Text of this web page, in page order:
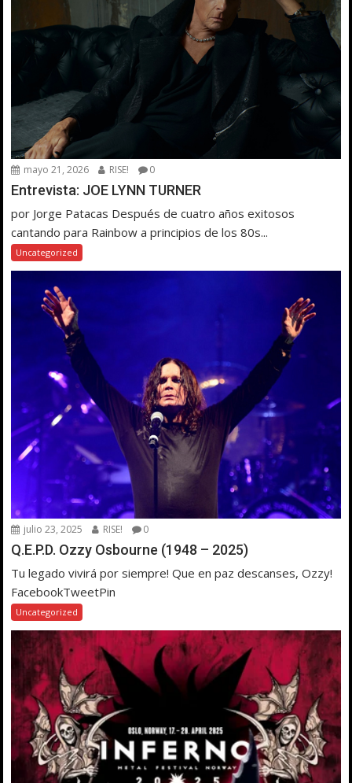
mayo 21, 2026 RISE! 0
Entrevista: JOE LYNN TURNER
por Jorge Patacas Después de cuatro años exitosos
cantando para Rainbow a principios de los 80s...
Uncategorized
julio 23, 2025 RISE! 0
Q.E.P.D. Ozzy Osbourne (1948 – 2025)
Tu legado vivirá por siempre! Que en paz descanses, Ozzy!
FacebookTweetPin
Uncategorized